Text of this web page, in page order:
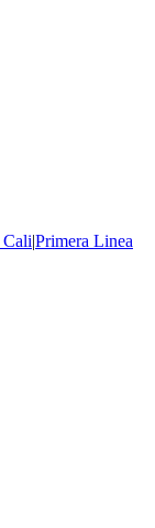
Cali|Primera Linea